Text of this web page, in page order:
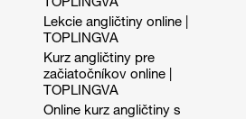
TOPLINGVA
Lekcie angličtiny online |
TOPLINGVA
Kurz angličtiny pre
začiatočníkov online |
TOPLINGVA
Online kurz angličtiny s